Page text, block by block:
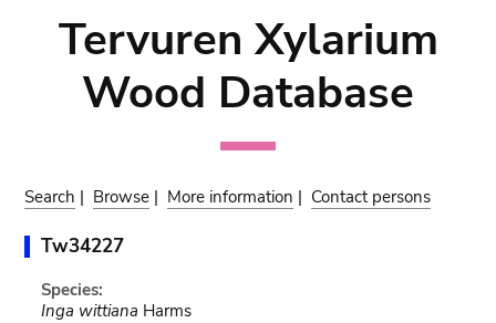
Tervuren Xylarium
Wood Database
Search | Browse | More information | Contact persons
Tw34227
Species:
Inga wittiana Harms